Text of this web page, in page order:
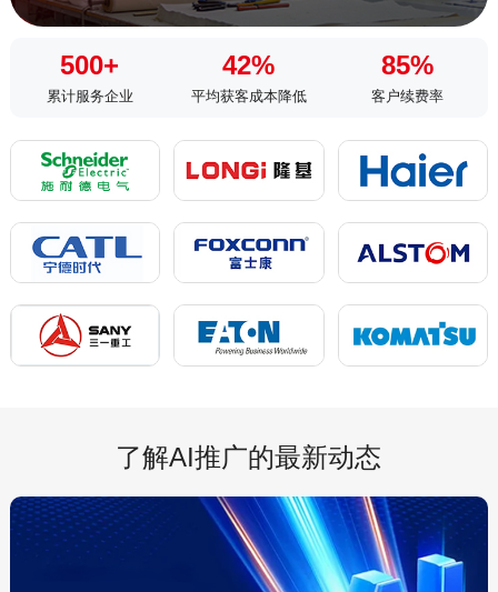
500+
累计服务企业
42%
平均获客成本降低
85%
客户续费率
了解AI推广的最新动态